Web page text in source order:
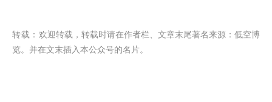
转载： 欢迎转载，转载时请在作者栏、文章末尾著名来源：低空博
览。并在文末插入本公众号的名片。